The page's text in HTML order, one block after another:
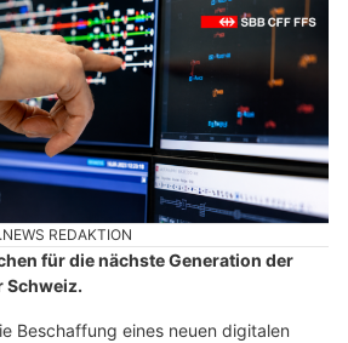
REDAKTION
für die nächste Generation der
Schweiz.
Beschaffung eines neuen digitalen